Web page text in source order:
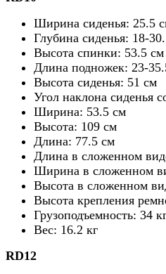
Ширина сиденья: 25.5
Глубина сиденья: 18-
Высота спинки: 53.5 см
Длина подножек: 23-
Высота сиденья: 51 см
Угол наклона сиденья
Ширина: 53.5 см
Высота: 109 см
Длина: 77.5 см
Длина в сложенном
Ширина в сложенном
Высота в сложенном
Высота крепления
Грузоподъемность: 34
Вес: 16.2 кг
RD12